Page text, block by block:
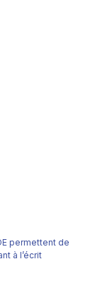
permettent de
à l’écrit